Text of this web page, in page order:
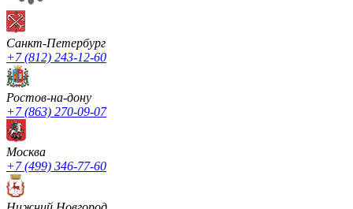
Санкт-Петербург
+7 (812) 243-12-60
Ростов-на-дону
+7 (863) 270-09-07
Москва
+7 (499) 346-77-60